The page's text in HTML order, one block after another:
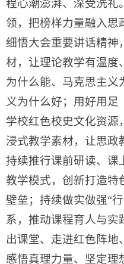
程心潮澎湃、深受洗礼
领，把榜样力量融入思
细悟大会重要讲话精神
材，让理论教学有温度
为什么能、马克思主义
义为什么好；用好用
学校红色校史文化资源
浸式教学素材，让思政
持续推行课前研读、课
教学模式，创新打造特
壁垒；持续做实做强“
系，推动课程育人与实
出课堂、走进红色阵地
感悟真理力量、坚定理